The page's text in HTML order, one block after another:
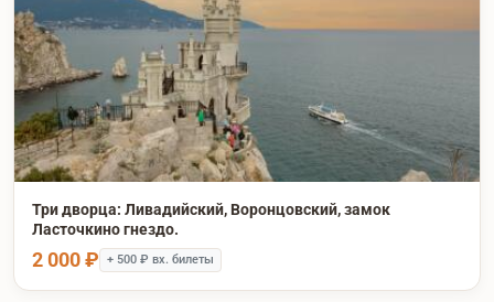
Три дворца: Ливадийский, Воронцовский, замок
Ласточкино гнездо.
2 000 ₽ + 500 ₽ вх. билеты